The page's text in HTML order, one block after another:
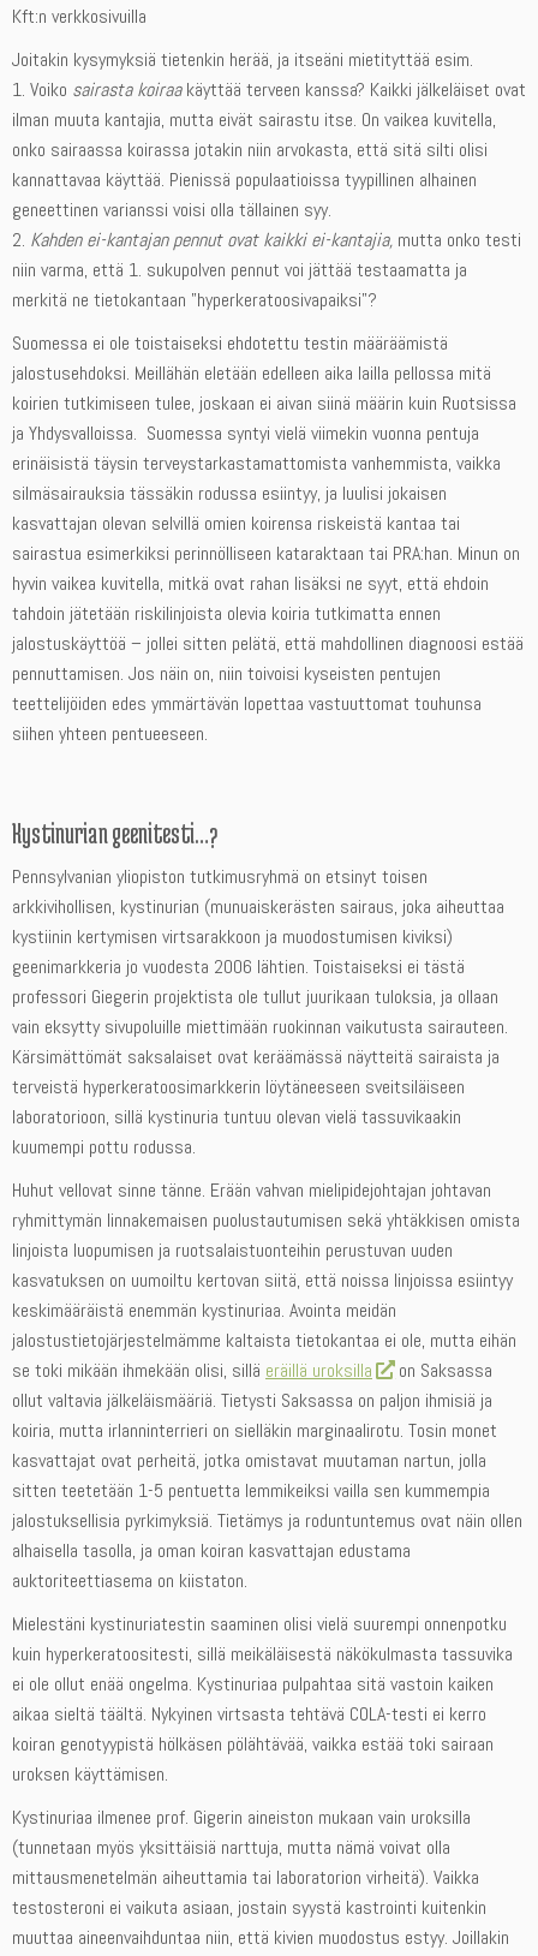
Kft:n verkkosivuilla
Joitakin kysymyksiä tietenkin herää, ja itseäni mietityttää esim.
1. Voiko sairasta koiraakäyttää terveen kanssa? Kaikki jälkeläiset ovat
ilman muuta kantajia, mutta eivät sairastu itse. On vaikea kuvitella,
onko sairaassa koirassa jotakin niin arvokasta, että sitä silti olisi
kannattavaa käyttää. Pienissä populaatioissa tyypillinen alhainen
geneettinen varianssi voisi olla tällainen syy.
2. Kahden ei-kantajan pennut ovat kaikki ei-kantajia, mutta onko testi
niin varma, että 1. sukupolven pennut voi jättää testaamatta ja
merkitä ne tietokantaan ”hyperkeratoosivapaiksi”?
Suomessa ei ole toistaiseksi ehdotettu testin määräämistä
jalostusehdoksi. Meillähän eletään edelleen aika lailla pellossa mitä
koirien tutkimiseen tulee, joskaan ei aivan siinä määrin kuin Ruotsissa
ja Yhdysvalloissa. Suomessa syntyi vielä viimekin vuonna pentuja
erinäisistä täysin terveystarkastamattomista vanhemmista, vaikka
silmäsairauksia tässäkin rodussa esiintyy, ja luulisi jokaisen
kasvattajan olevan selvillä omien koirensa riskeistä kantaa tai
sairastua esimerkiksi perinnölliseen kataraktaan tai PRA:han. Minun on
hyvin vaikea kuvitella, mitkä ovat rahan lisäksi ne syyt, että ehdoin
tahdoin jätetään riskilinjoista olevia koiria tutkimatta ennen
jalostuskäyttöä – jollei sitten pelätä, että mahdollinen diagnoosi estää
pennuttamisen. Jos näin on, niin toivoisi kyseisten pentujen
teettelijöiden edes ymmärtävän lopettaa vastuuttomat touhunsa
siihen yhteen pentueeseen.
Kystinurian geenitesti…?
Pennsylvanian yliopiston tutkimusryhmä on etsinyt toisen
arkkivihollisen, kystinurian (munuaiskerästen sairaus, joka aiheuttaa
kystiinin kertymisen virtsarakkoon ja muodostumisen kiviksi)
geenimarkkeria jo vuodesta 2006 lähtien. Toistaiseksi ei tästä
professori Giegerin projektista ole tullut juurikaan tuloksia, ja ollaan
vain eksytty sivupoluille miettimään ruokinnan vaikutusta sairauteen.
Kärsimättömät saksalaiset ovat keräämässä näytteitä sairaista ja
terveistä hyperkeratoosimarkkerin löytäneeseen sveitsiläiseen
laboratorioon, sillä kystinuria tuntuu olevan vielä tassuvikaakin
kuumempi pottu rodussa.
Huhut vellovat sinne tänne. Erään vahvan mielipidejohtajan johtavan
ryhmittymän linnakemaisen puolustautumisen sekä yhtäkkisen omista
linjoista luopumisen ja ruotsalaistuonteihin perustuvan uuden
kasvatuksen on uumoiltu kertovan siitä, että noissa linjoissa esiintyy
keskimääräistä enemmän kystinuriaa. Avointa meidän
jalostustietojärjestelmämme kaltaista tietokantaa ei ole, mutta eihän
se toki mikään ihmekään olisi, sillä eräillä uroksilla
on Saksassa
ollut valtavia jälkeläismääriä. Tietysti Saksassa on paljon ihmisiä ja
koiria, mutta irlanninterrieri on sielläkin marginaalirotu. Tosin monet
kasvattajat ovat perheitä, jotka omistavat muutaman nartun, jolla
sitten teetetään 1-5 pentuetta lemmikeiksi vailla sen kummempia
jalostuksellisia pyrkimyksiä. Tietämys ja roduntuntemus ovat näin ollen
alhaisella tasolla, ja oman koiran kasvattajan edustama
auktoriteettiasema on kiistaton.
Mielestäni kystinuriatestin saaminen olisi vielä suurempi onnenpotku
kuin hyperkeratoositesti, sillä meikäläisestä näkökulmasta tassuvika
ei ole ollut enää ongelma. Kystinuriaa pulpahtaa sitä vastoin kaiken
aikaa sieltä täältä. Nykyinen virtsasta tehtävä COLA-testi ei kerro
koiran genotyypistä hölkäsen pölähtävää, vaikka estää toki sairaan
uroksen käyttämisen.
Kystinuriaa ilmenee prof. Gigerin aineiston mukaan vain uroksilla
(tunnetaan myös yksittäisiä narttuja, mutta nämä voivat olla
mittausmenetelmän aiheuttamia tai laboratorion virheitä). Vaikka
testosteroni ei vaikuta asiaan, jostain syystä kastrointi kuitenkin
muuttaa aineenvaihduntaa niin, että kivien muodostus estyy. Joillakin